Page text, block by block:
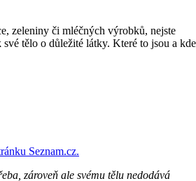
zeleniny či mléčných výrobků, nejste
tělo o důležité látky. Které to jsou a kde
Seznam.cz.
zároveň ale svému tělu nedodává